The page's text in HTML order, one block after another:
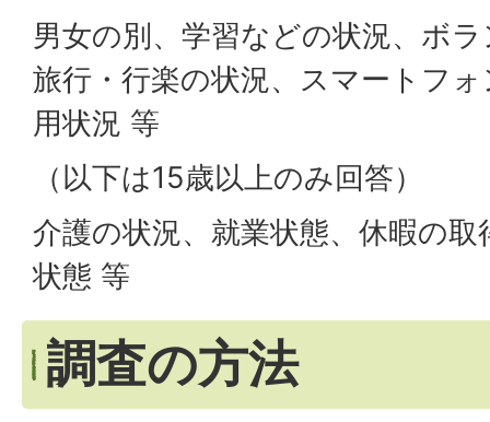
男女の別、学習などの状況、ボ
旅行・行楽の状況、スマートフ
用状況 等
（以下は15歳以上のみ回答）
介護の状況、就業状態、休暇の
状態 等
調査の方法